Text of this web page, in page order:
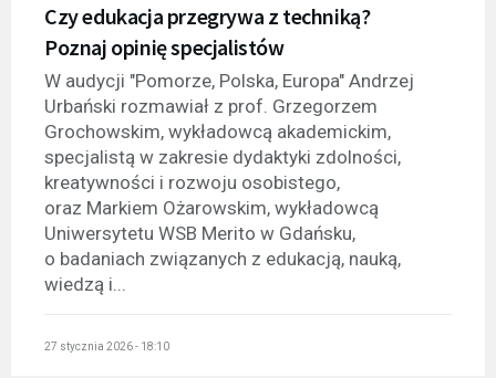
Czy edukacja przegrywa z techniką?
Poznaj opinię specjalistów
W audycji "Pomorze, Polska, Europa" Andrzej
Urbański rozmawiał z prof. Grzegorzem
Grochowskim, wykładowcą akademickim,
specjalistą w zakresie dydaktyki zdolności,
kreatywności i rozwoju osobistego,
oraz Markiem Ożarowskim, wykładowcą
Uniwersytetu WSB Merito w Gdańsku,
o badaniach związanych z edukacją, nauką,
wiedzą i...
27 stycznia 2026 - 18:10